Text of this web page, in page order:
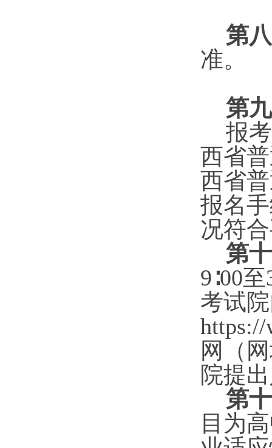
第
准。
第九
报
西省
西省
报名
况符
第
9∶00
考试
网（
院提
第十
目为